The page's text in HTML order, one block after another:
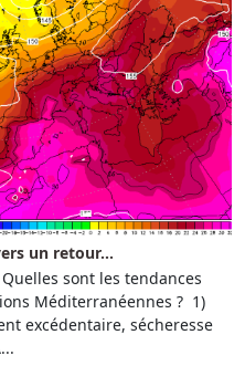
un retour...
sont les tendances
Méditerranéennes ? 1)
excédentaire, sécheresse